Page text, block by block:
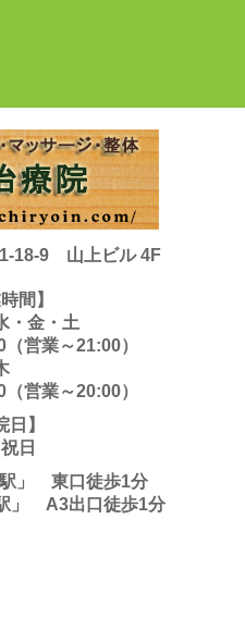
18-9 山上ビル 4F
間】
・金・土
営業～21:00）
営業～20:00）
日】
日
」 東口徒歩1分
」 A3出口徒歩1分